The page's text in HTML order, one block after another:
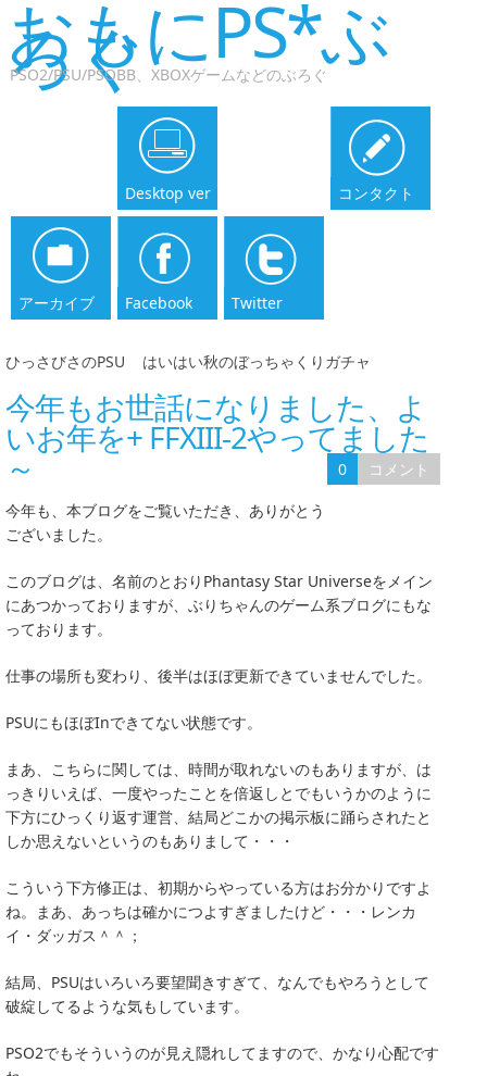
おもにPS*ぶ
ろぐ
PSO2/PSU/PSOBB、XBOXゲームなどのぶろぐ
Desktop ver コンタクト
アーカイブ Facebook Twitter
ひっさびさのPSU はいはい秋のぼっちゃくりガチャ
今年もお世話になりました、よ
いお年を+ FFXIII-2やってました
～ 0
コメント
今年も、本ブログをご覧いただき、ありがとう
ございました。
このブログは、名前のとおりPhantasy Star Universeをメイン
にあつかっておりますが、ぶりちゃんのゲーム系ブログにもな
っております。
仕事の場所も変わり、後半はほぼ更新できていませんでした。
PSUにもほぼInできてない状態です。
まあ、こちらに関しては、時間が取れないのもありますが、は
っきりいえば、一度やったことを倍返しとでもいうかのように
下方にひっくり返す運営、結局どこかの掲示板に踊らされたと
しか思えないというのもありまして・・・
こういう下方修正は、初期からやっている方はお分かりですよ
ね。まあ、あっちは確かにつよすぎましたけど・・・レンカ
イ・ダッガス＾＾；
結局、PSUはいろいろ要望聞きすぎて、なんでもやろうとして
破綻してるような気もしています。
PSO2でもそういうのが見え隠れしてますので、かなり心配です